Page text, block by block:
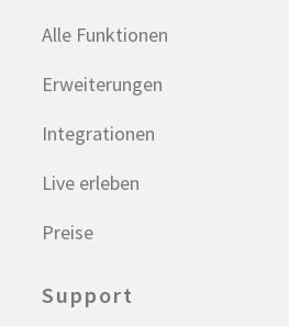
Alle Funktionen
Erweiterungen
Integrationen
Live erleben
Preise
Support